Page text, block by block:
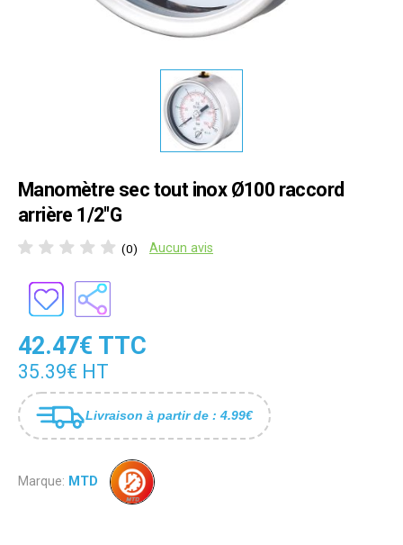
Manomètre sec tout inox Ø100 raccord
arrière 1/2"G
(0) Aucun avis
42.47€ TTC
35.39€ HT
Livraison à partir de : 4.99€
Marque: MTD